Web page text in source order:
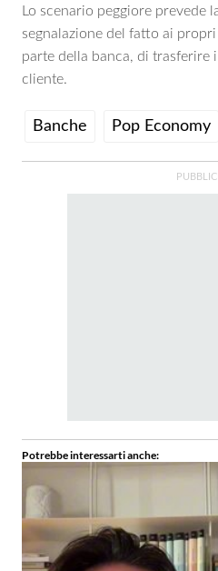
Lo scenario peggiore prevede
segnalazione del fatto ai
parte della banca, di trasferire
cliente.
Banche Pop Economy
Potrebbe interessarti anche: